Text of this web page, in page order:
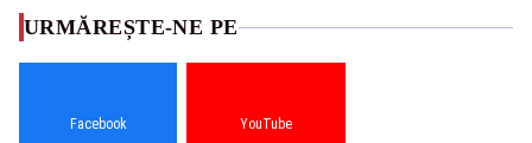
URMĂREȘTE-NE PE
Facebook YouTube